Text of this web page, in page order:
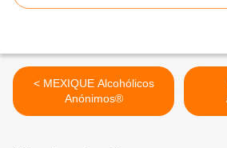
< MEXIQUE Alcohólicos
Anónimos®